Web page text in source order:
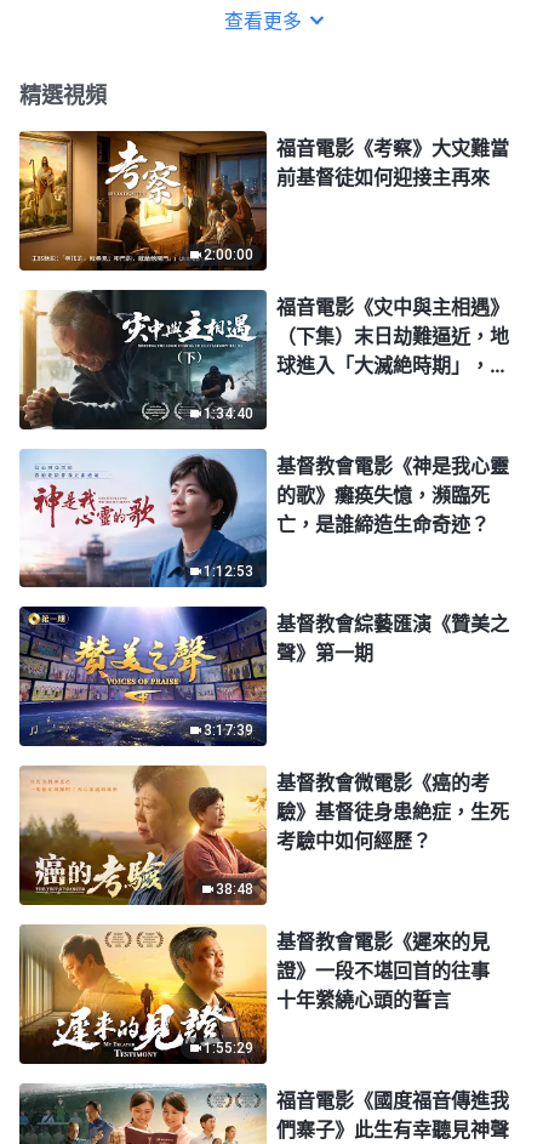
查看更多
精選視頻
2:00:00
福音電影《考察》大灾難當
前基督徒如何迎接主再來
1:34:40
福音電影《灾中與主相遇》
（下集）末日劫難逼近，地
球進入「大滅絶時期」，人
1:12:53
基督教會電影《神是我心靈
的歌》癱痪失憶，瀕臨死
亡，是誰締造生命奇迹？
3:17:39
基督教會綜藝匯演《贊美之
聲》第一期
38:48
基督教會微電影《癌的考
驗》基督徒身患絶症，生死
考驗中如何經歷？
1:55:29
基督教會電影《遲來的見
證》一段不堪回首的往事
十年縈繞心頭的誓言
福音電影《國度福音傳進我
們寨子》此生有幸聽見神聲